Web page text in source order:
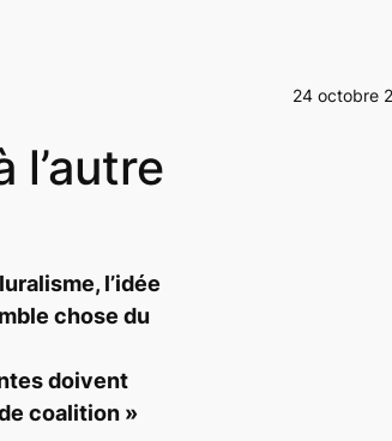
24 octobre
l’autre
l’idée
chose du
doivent
coalition »